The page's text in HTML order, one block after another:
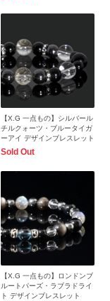
【X.G 一点もの】シルバール
チルクォーツ・ブルータイガ
ーアイ デザインブレスレット
Sold Out
【X.G 一点もの】ロンドンブ
ルートパーズ・ラブラドライ
ト デザインブレスレット